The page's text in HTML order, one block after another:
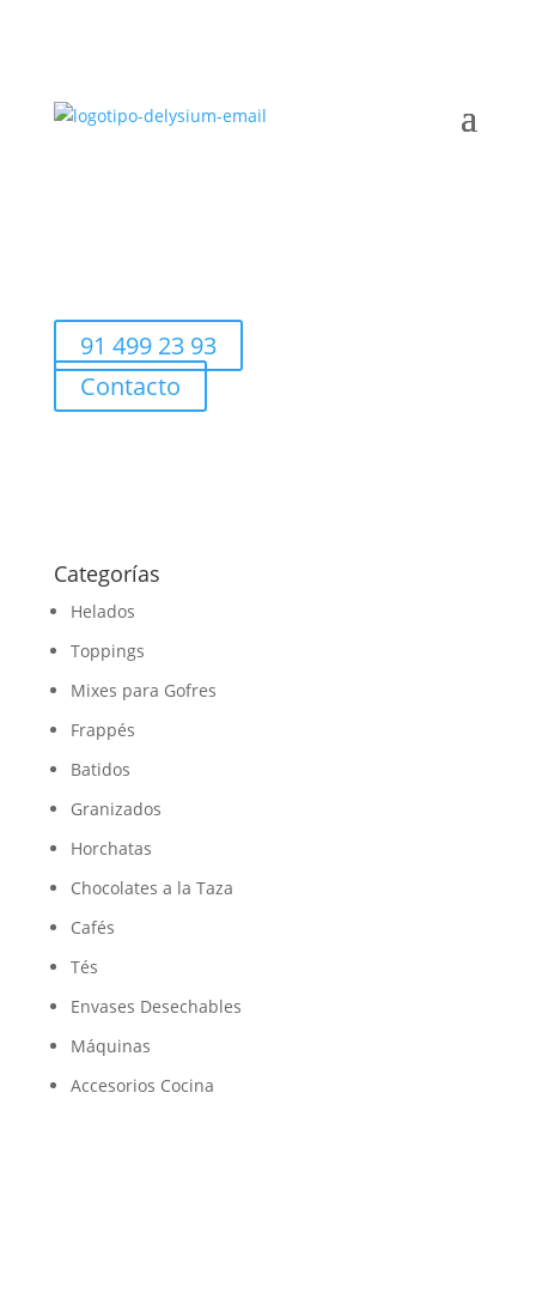
91 499 23 93
Contacto
Categorías
Helados
Toppings
Mixes para Gofres
Frappés
Batidos
Granizados
Horchatas
Chocolates a la Taza
Cafés
Tés
Envases Desechables
Máquinas
Accesorios Cocina